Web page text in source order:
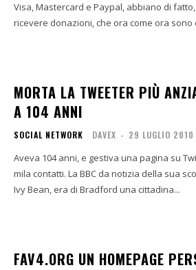
Visa, Mastercard e Paypal, abbiano di
ricevere donazioni, che ora come ora sono
MORTA LA TWEETER PIÙ
A 104 ANNI
SOCIAL NETWORK DAVEX - 29 LUGLIO 2010
Aveva 104 anni, e gestiva una pagina su
mila contatti. La BBC da notizia della sua
Ivy Bean, era di Bradford una cittadina...
FAV4.ORG UN HOMEPAGE